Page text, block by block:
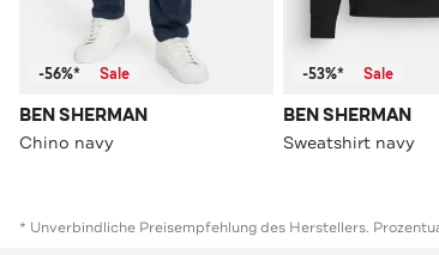
-56%* Sale
BEN SHERMAN
Chino navy
-53%* Sale
BEN SHERMAN
Sweatshirt navy
* Unverbindliche Preisempfehlung des Herstellers.